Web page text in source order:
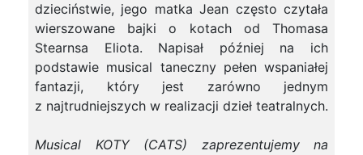
dzieciństwie, jego matka Jean często czytała
wierszowane bajki o kotach od Thomasa
Stearnsa Eliota. Napisał później na ich
podstawie musical taneczny pełen wspaniałej
fantazji, który jest zarówno jednym
z najtrudniejszych w realizacji dzieł teatralnych.
Musical KOTY (CATS) zaprezentujemy na